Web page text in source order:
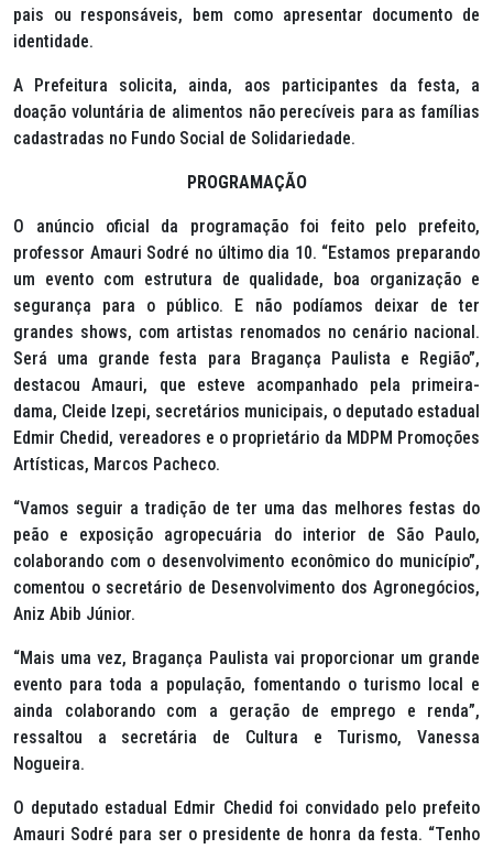
pais ou responsáveis, bem como apresentar documento de
identidade.
A Prefeitura solicita, ainda, aos participantes da festa, a
doação voluntária de alimentos não perecíveis para as famílias
cadastradas no Fundo Social de Solidariedade.
PROGRAMAÇÃO
O anúncio oficial da programação foi feito pelo prefeito,
professor Amauri Sodré no último dia 10. “Estamos preparando
um evento com estrutura de qualidade, boa organização e
segurança para o público. E não podíamos deixar de ter
grandes shows, com artistas renomados no cenário nacional.
Será uma grande festa para Bragança Paulista e Região”,
destacou Amauri, que esteve acompanhado pela primeira-
dama, Cleide Izepi, secretários municipais, o deputado estadual
Edmir Chedid, vereadores e o proprietário da MDPM Promoções
Artísticas, Marcos Pacheco.
“Vamos seguir a tradição de ter uma das melhores festas do
peão e exposição agropecuária do interior de São Paulo,
colaborando com o desenvolvimento econômico do município”,
comentou o secretário de Desenvolvimento dos Agronegócios,
Aniz Abib Júnior.
“Mais uma vez, Bragança Paulista vai proporcionar um grande
evento para toda a população, fomentando o turismo local e
ainda colaborando com a geração de emprego e renda”,
ressaltou a secretária de Cultura e Turismo, Vanessa
Nogueira.
O deputado estadual Edmir Chedid foi convidado pelo prefeito
Amauri Sodré para ser o presidente de honra da festa. “Tenho